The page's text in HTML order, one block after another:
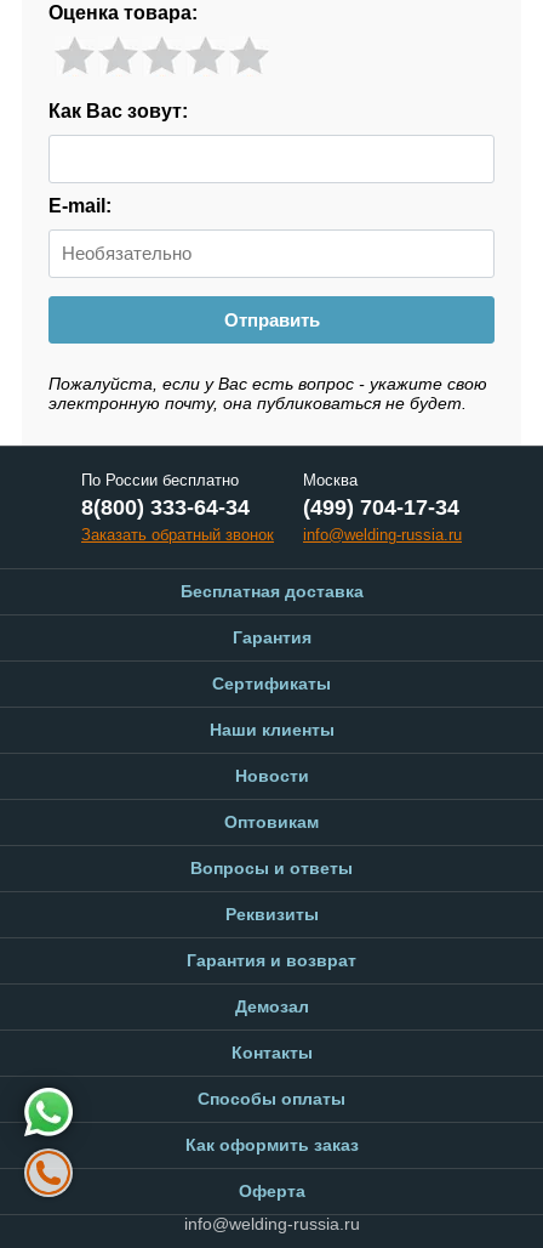
Оценка товара:
Как Вас зовут:
E-mail:
Отправить
Пожалуйста, если у Вас есть вопрос - укажите свою
электронную почту, она публиковаться не будет.
По России бесплатно
8(800) 333-64-34
Заказать обратный звонок
Москва
(499) 704-17-34
info@welding-russia.ru
Бесплатная доставка
Гарантия
Сертификаты
Наши клиенты
Новости
Оптовикам
Вопросы и ответы
Реквизиты
Гарантия и возврат
Демозал
Контакты
Способы оплаты
Как оформить заказ
Оферта
info@welding-russia.ru